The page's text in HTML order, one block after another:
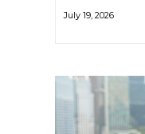
คือ มาริโอ้ เมาเร่อ
July 19, 2026